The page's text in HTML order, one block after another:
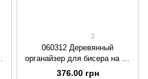
3
060312 Деревянный
органайзер для бисера на 30
ячеек с крышкой
376.00 грн